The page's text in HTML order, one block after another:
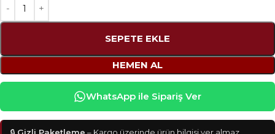
SEPETE EKLE
HEMEN AL
WhatsApp ile Sipariş Ver